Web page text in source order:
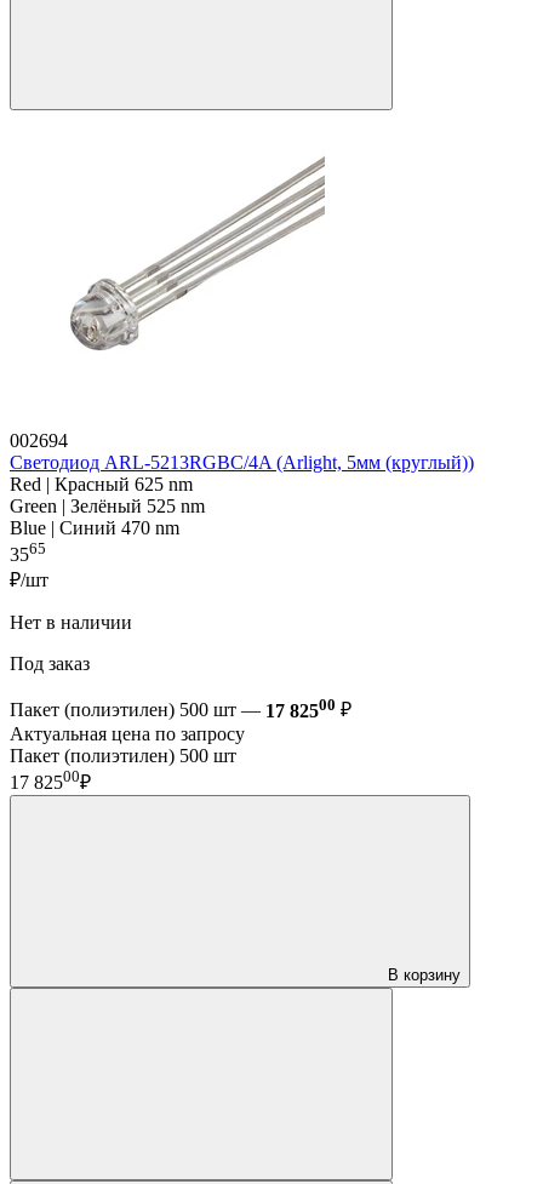
002694
Светодиод ARL-5213RGBC/4A (Arlight, 5мм (круглый))
Red | Красный 625 nm
Green | Зелёный 525 nm
Blue | Синий 470 nm
3565
₽/шт
Нет в наличии
Под заказ
Пакет (полиэтилен) 500 шт — 17 82500 ₽
Актуальная цена по запросу
Пакет (полиэтилен) 500 шт
17 82500₽
В корзину